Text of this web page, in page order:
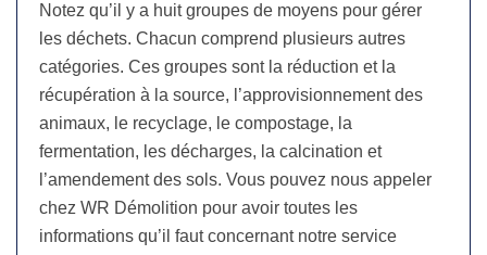
Notez qu’il y a huit groupes de moyens pour gérer
les déchets. Chacun comprend plusieurs autres
catégories. Ces groupes sont la réduction et la
récupération à la source, l’approvisionnement des
animaux, le recyclage, le compostage, la
fermentation, les décharges, la calcination et
l’amendement des sols. Vous pouvez nous appeler
chez WR Démolition pour avoir toutes les
informations qu’il faut concernant notre service